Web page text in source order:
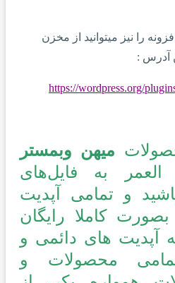
را نیز میتوانید از مخزن
آدرس :
https://wordpress.org/
میهن وبمستر
به فایل‌های
و تمامی آپدیت
کاملا رایگان
آپدیت های دائمی و
محصولات و